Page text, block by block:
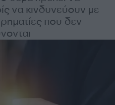
να κινδυνεύουν με
που δεν